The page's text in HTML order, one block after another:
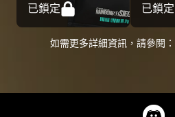
已鎖定 已鎖定
如需更多詳細資訊，請參閱：